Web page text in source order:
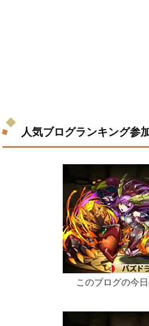
人気ブログランキング参
このブログの今